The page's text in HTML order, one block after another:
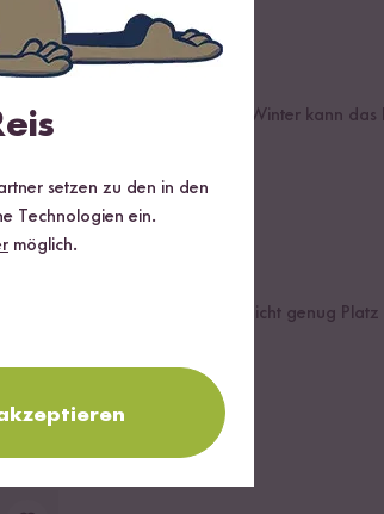
heiß, noch zu kalt stehen. Im Winter kann das
sollte. Wenn die Keimlinge nicht genug Platz
setzen zu den in den
Technologien ein.
möglich.